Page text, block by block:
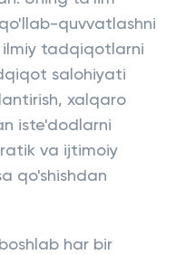
quvvatlashni
ilmiy tadqiqotlarni
salohiyati
xalqaro
iste'dodlarni
va ijtimoiy
qo'shishdan
har bir